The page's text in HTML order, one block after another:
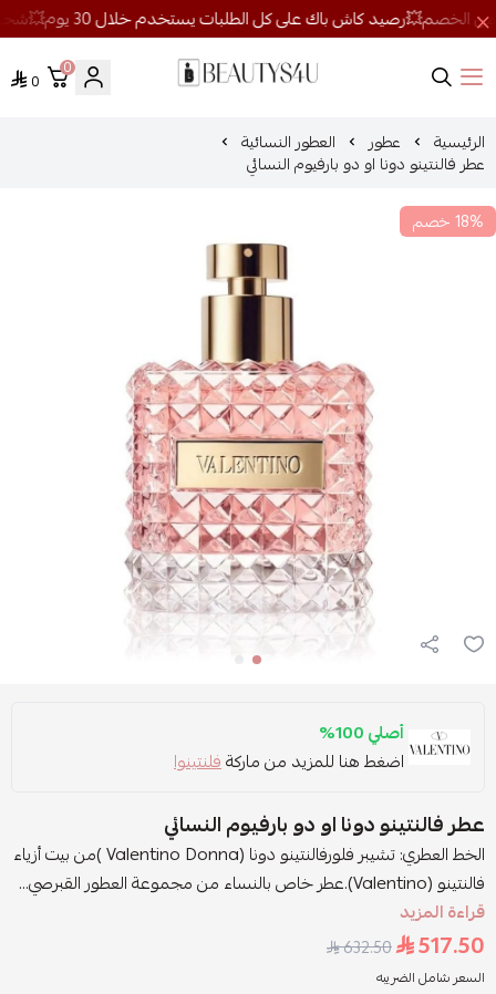
روائح الجمال
0
0
الرئيسية عطور العطور النسائية
عطر فالنتينو دونا او دو بارفيوم النسائي
18% خصم
أصلي 100%
اضغط هنا للمزيد من ماركةفلنتينوا
عطر فالنتينو دونا او دو بارفيوم النسائي
الخط العطري: تشيبر فلورفالنتينو دونا (Valentino Donna )من بيت أزياء
فالنتينو (Valentino).عطر خاص بالنساء من مجموعة العطور القبرصي...
قراءة المزيد
517.50
632.50
السعر شامل الضريبه